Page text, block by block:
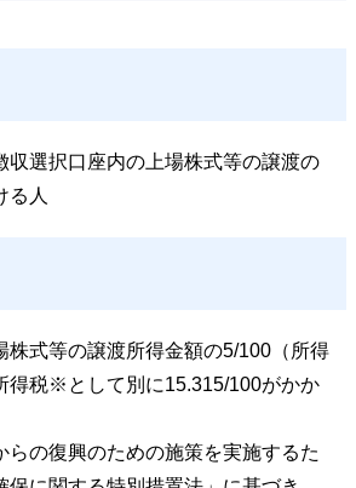
収選択口座内の上場株式等の譲渡の
る人
株式等の譲渡所得金額の5/100（所得
得税※として別に15.315/100がかか
の復興のための施策を実施するた